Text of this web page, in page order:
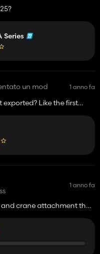
Series
un mod 1 anno fa
Like the first
1 anno fa
crane attachment that